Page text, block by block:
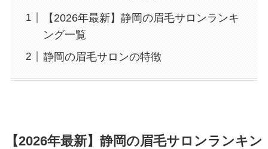
【2026年最新】静岡の眉毛サロンランキ
ング一覧
静岡の眉毛サロンの特徴
【2026年最新】静岡の眉毛サロンランキン